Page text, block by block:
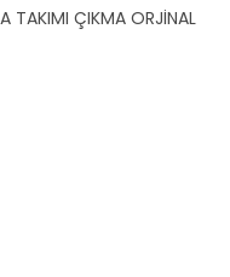
TAKIMI ÇIKMA ORJİNAL